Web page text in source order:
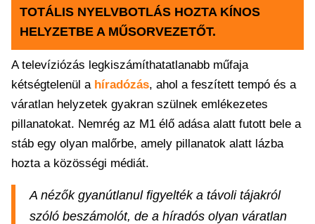
TOTÁLIS NYELVBOTLÁS HOZTA KÍNOS
HELYZETBE A MŰSORVEZETŐT.
A televíziózás legkiszámíthatatlanabb műfaja
kétségtelenül a híradózás, ahol a feszített tempó és a
váratlan helyzetek gyakran szülnek emlékezetes
pillanatokat. Nemrég az M1 élő adása alatt futott bele a
stáb egy olyan malőrbe, amely pillanatok alatt lázba
hozta a közösségi médiát.
A nézők gyanútlanul figyelték a távoli tájakról
szóló beszámolót, de a híradós olyan váratlan